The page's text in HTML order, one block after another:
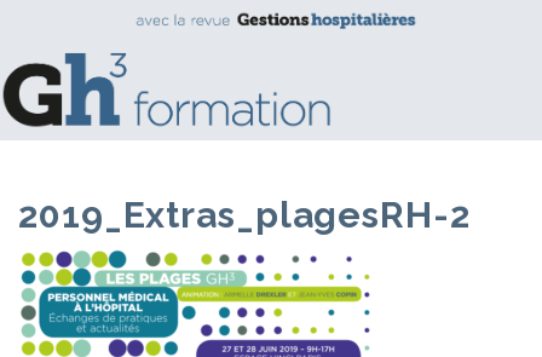
2019_Extras_plagesRH-2